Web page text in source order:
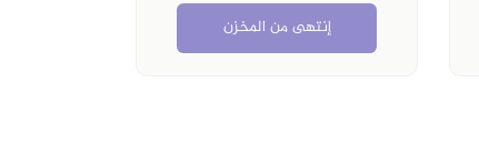
إنتهى من المخزن